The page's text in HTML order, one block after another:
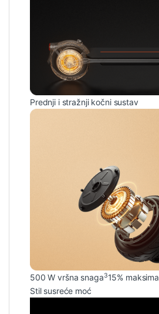
Prednji i stražnji kočni sustav
500 W vršna snaga315%
Stil susreće moć